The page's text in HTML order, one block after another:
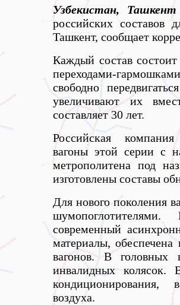
Узбекистан,
российских составов
Ташкент, сообщает
Каждый состав
переходами-
свободно
увеличивают их
составляет 30 лет.
Российская
вагоны этой серии с
метрополитена под
изготовлены составы
Для нового поколения
современный
материалы,
вагонов. В головных
инвалидных колясок.
кондиционирования,
воздуха.